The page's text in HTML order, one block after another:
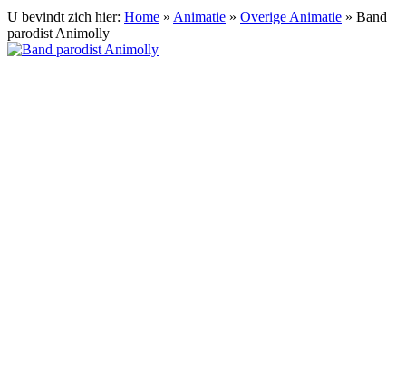
U bevindt zich hier: Home » Animatie » Overige Animatie » Band
parodist Animolly